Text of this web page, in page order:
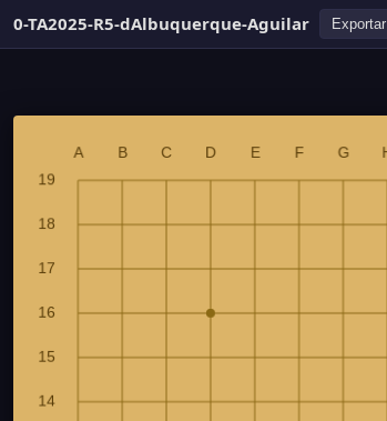
0-TA2025-R5-dAlbuquerque-Aguilar Exportar